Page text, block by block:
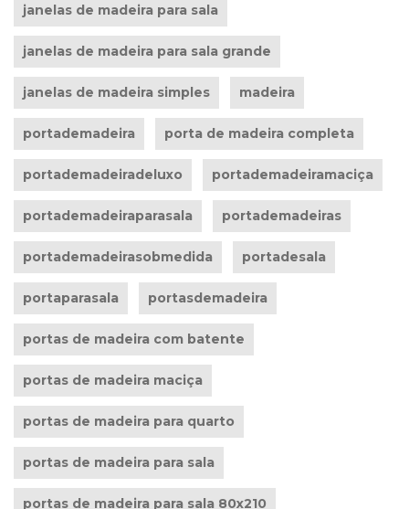
janelas de madeira para sala
janelas de madeira para sala grande
janelas de madeira simples madeira
portademadeira porta de madeira completa
portademadeiradeluxo portademadeiramaciça
portademadeiraparasala portademadeiras
portademadeirasobmedida portadesala
portaparasala portasdemadeira
portas de madeira com batente
portas de madeira maciça
portas de madeira para quarto
portas de madeira para sala
portas de madeira para sala 80x210